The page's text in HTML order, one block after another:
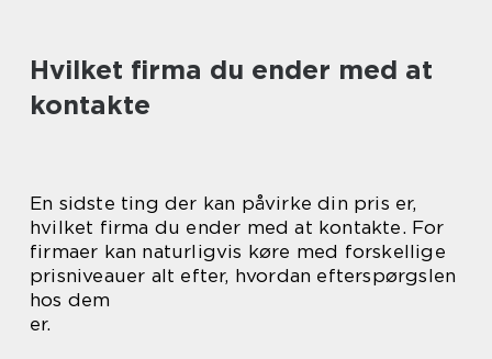
Hvilket firma du ender med at
kontakte
En sidste ting der kan påvirke din pris er,
hvilket firma du ender med at kontakte. For
firmaer kan naturligvis køre med forskellige
prisniveauer alt efter, hvordan efterspørgslen
hos dem
er.